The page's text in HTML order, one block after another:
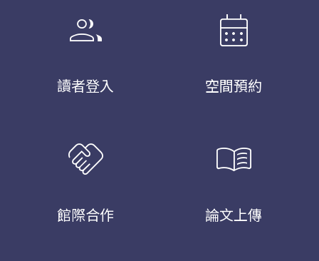
group
讀者登入
calendar_month
空間預約
handshake
館際合作
menu_book
論文上傳